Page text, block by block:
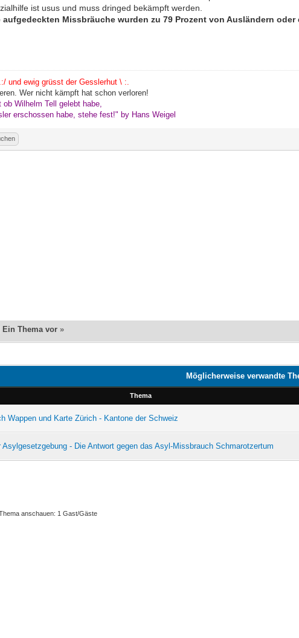
ist usus und muss dringed bekämpft werden.
aufgedeckten Missbräuche wurden zu 79 Prozent von Ausländern
und ewig grüsst der Gesslerhut \ :.
Wer nicht kämpft hat schon verloren!
Wilhelm Tell gelebt habe,
erschossen habe, stehe fest!" by Hans Weigel
Ein Thema vor »
Möglicherweise verwandte
Thema
Wappen und Karte Zürich - Kantone der Schweiz
Asylgesetzgebung - Die Antwort gegen das Asyl-Missbrauch Schmarotzertum
anschauen: 1 Gast/Gäste